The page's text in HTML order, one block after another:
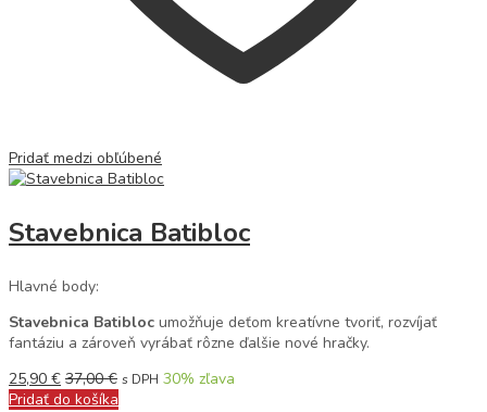
Pridať medzi obľúbené
Stavebnica Batibloc
Hlavné body:
Stavebnica Batibloc umožňuje deťom kreatívne tvoriť, rozvíjať
fantáziu a zároveň vyrábať rôzne ďalšie nové hračky.
25,90 € 37,00€ s DPH 30% zľava
Pridať do košíka